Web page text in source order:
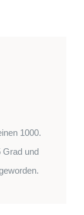
1000.
Grad und